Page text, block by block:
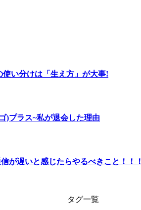
使い分けは「生え方」が大事!
)プラス~私が退会した理由
が遅いと感じたらやるべきこと！！！
タグ一覧